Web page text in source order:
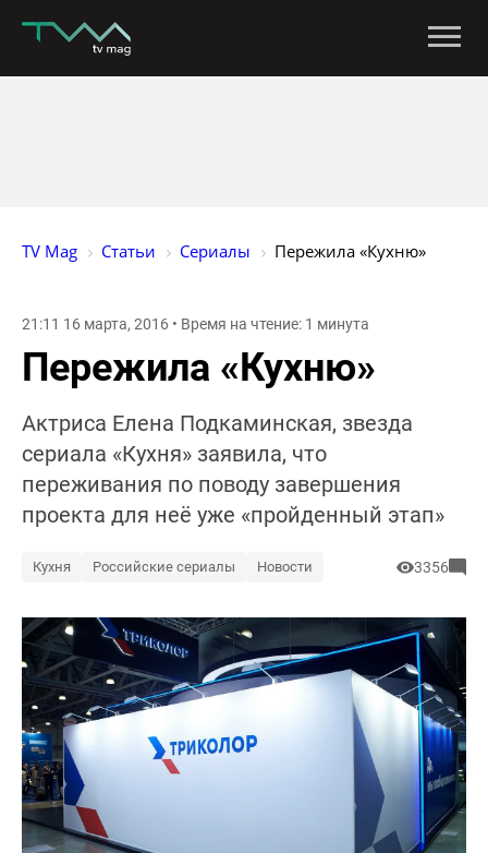
TV Mag Статьи Сериалы Пережила «Кухню»
21:11 16 марта, 2016 • Время на чтение: 1 минута
Пережила «Кухню»
Актриса Елена Подкаминская, звезда
сериала «Кухня» заявила, что
переживания по поводу завершения
проекта для неё уже «пройденный этап»
Кухня Российские сериалы Новости 3356